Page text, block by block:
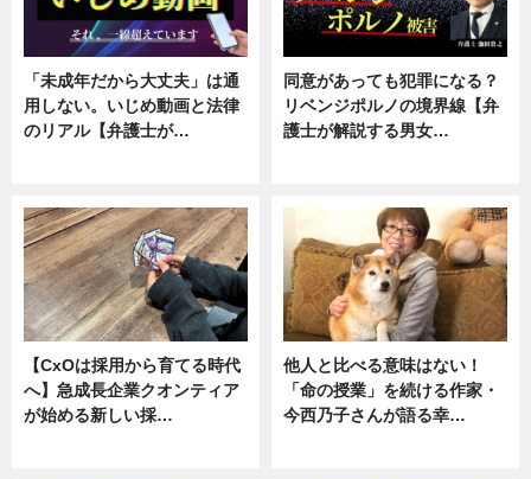
「未成年だから大丈夫」は通
用しない。いじめ動画と法律
のリアル【弁護士が…
同意があっても犯罪になる？
リベンジポルノの境界線【弁
護士が解説する男女…
【CxOは採用から育てる時代
へ】急成長企業クオンティア
が始める新しい採…
他人と比べる意味はない！
「命の授業」を続ける作家・
今西乃子さんが語る幸…